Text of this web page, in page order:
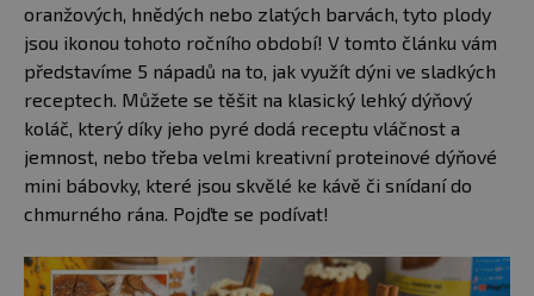
oranžových, hnědých nebo zlatých barvách, tyto plody
jsou ikonou tohoto ročního období! V tomto článku vám
představíme 5 nápadů na to, jak využít dýni ve sladkých
receptech. Můžete se těšit na klasický lehký dýňový
koláč, který díky jeho pyré dodá receptu vláčnost a
jemnost, nebo třeba velmi kreativní proteinové dýňové
mini bábovky, které jsou skvělé ke kávě či snídaní do
chmurného rána. Pojďte se podívat!